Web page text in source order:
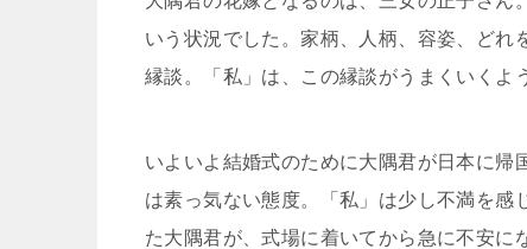
いう状況でした。家柄、人柄、容姿、ど
縁談。「私」は、この縁談がうまくいくよ
いよいよ結婚式のために大隅君が日本に
は素っ気ない態度。「私」は少し不満を感
た大隅君が、式場に着いてから急に不安に